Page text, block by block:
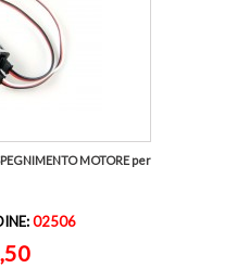
MOTORE per
02506